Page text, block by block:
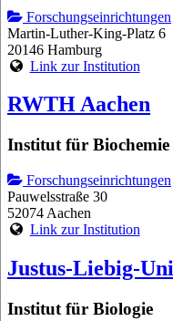
Forschungseinrichtungen
Martin-Luther-King-Platz 6
20146 Hamburg
Link zur Institution
RWTH Aachen
Institut für
Forschungseinrichtungen
Pauwelsstraße 30
52074 Aachen
Link zur Institution
Justus-Liebig-
Institut für Biologie